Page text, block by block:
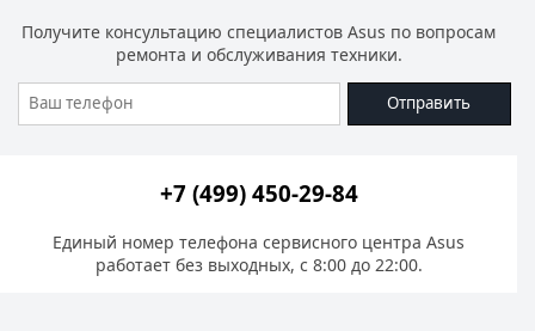
Получите консультацию специалистов Asus по вопросам
ремонта и обслуживания техники.
Отправить
+7 (499) 450-29-84
Единый номер телефона сервисного центра Asus
работает без выходных, с 8:00 до 22:00.